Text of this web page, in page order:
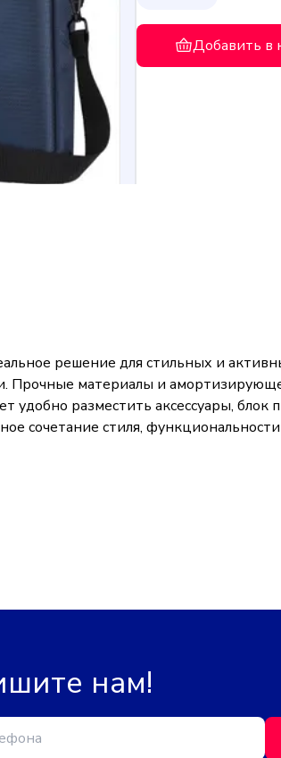
Добавить в
решение для стильных и
материалы и
удобно разместить аксессуары,
сочетание стиля,
нам!